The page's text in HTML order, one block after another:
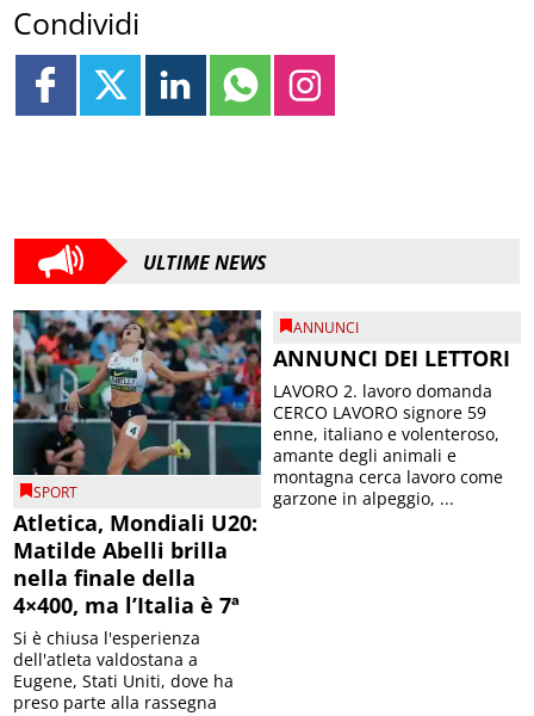
Condividi
ULTIME NEWS
SPORT
Atletica, Mondiali U20:
Matilde Abelli brilla
nella finale della
4×400, ma l’Italia è 7ª
Si è chiusa l'esperienza
dell'atleta valdostana a
Eugene, Stati Uniti, dove ha
preso parte alla rassegna
ANNUNCI
ANNUNCI DEI LETTORI
LAVORO 2. lavoro domanda
CERCO LAVORO signore 59
enne, italiano e volenteroso,
amante degli animali e
montagna cerca lavoro come
garzone in alpeggio, ...